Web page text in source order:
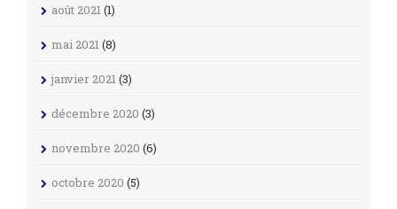
août 2021 (1)
mai 2021 (8)
janvier 2021 (3)
décembre 2020 (3)
novembre 2020 (6)
octobre 2020 (5)